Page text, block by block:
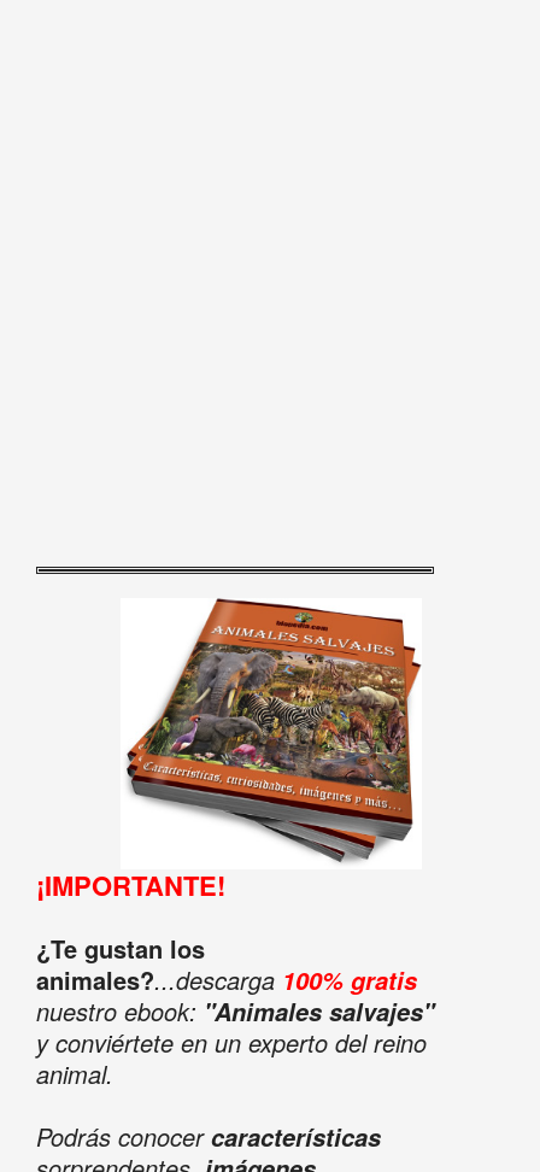
¡IMPORTANTE!
¿Te gustan los
animales?...descarga 100% gratis
nuestro ebook: "Animales salvajes"
y conviértete en un experto del reino
animal.
Podrás conocercaracterísticas